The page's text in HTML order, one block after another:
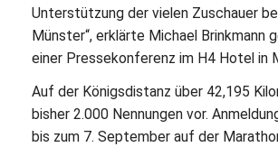
Unterstützung der vielen Zuschauer
Münster“, erklärte Michael Brinkmann
einer Pressekonferenz im H4 Hotel in
Auf der Königsdistanz über 42,195
bisher 2.000 Nennungen vor.
bis zum 7. September auf der